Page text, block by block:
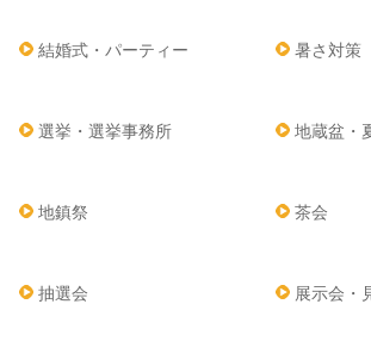
結婚式・パーティー 暑さ対策
選挙・選挙事務所 地蔵盆・
地鎮祭 茶会
抽選会 展示会・